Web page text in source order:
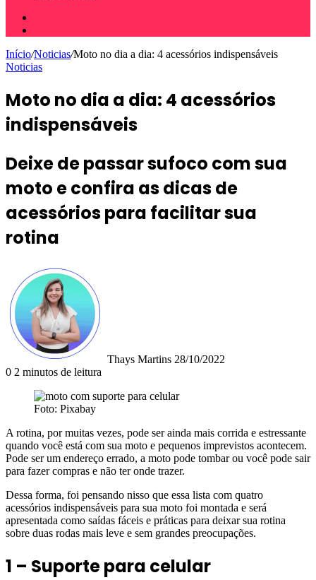
Início/Noticias/Moto no dia a dia: 4 acessórios indispensáveis
Noticias
Moto no dia a dia: 4 acessórios
indispensáveis
Deixe de passar sufoco com sua
moto e confira as dicas de
acessórios para facilitar sua
rotina
Thays Martins 28/10/2022
0 2 minutos de leitura
Foto: Pixabay
A rotina, por muitas vezes, pode ser ainda mais corrida e estressante
quando você está com sua moto e pequenos imprevistos acontecem.
Pode ser um endereço errado, a moto pode tombar ou você pode sair
para fazer compras e não ter onde trazer.
Dessa forma, foi pensando nisso que essa lista com quatro
acessórios indispensáveis para sua moto foi montada e será
apresentada como saídas fáceis e práticas para deixar sua rotina
sobre duas rodas mais leve e sem grandes preocupações.
1 – Suporte para celular